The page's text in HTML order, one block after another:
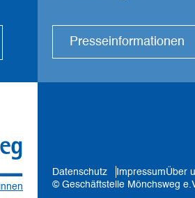
Presseinformationen
Datenschutz ImpressumÜber
© Geschäftstelle Mönchsweg